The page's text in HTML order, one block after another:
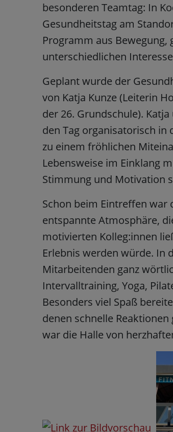
besonderen Teamtag: In
Gesundheitstag am
Programm aus
unterschiedlichen
Geplant wurde der
von Katja Kunze (Leiterin
der 26. Grundschule).
den Tag organisatorisch
zu einem fröhlichen
Lebensweise im Einklang
Stimmung und Motivation
Schon beim Eintreffen war
entspannte Atmosphäre,
motivierten Kolleg:innen
Erlebnis werden würde. In
Mitarbeitenden ganz
Intervalltraining, Yoga,
Besonders viel Spaß
denen schnelle
war die Halle von